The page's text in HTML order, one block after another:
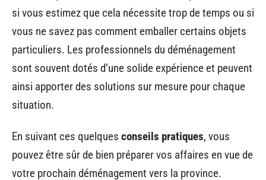
si vous estimez que cela nécessite trop de temps ou si
vous ne savez pas comment emballer certains objets
particuliers. Les professionnels du déménagement
sont souvent dotés d’une solide expérience et peuvent
ainsi apporter des solutions sur mesure pour chaque
situation.
En suivant ces quelques conseils pratiques, vous
pouvez être sûr de bien préparer vos affaires en vue de
votre prochain déménagement vers la province.